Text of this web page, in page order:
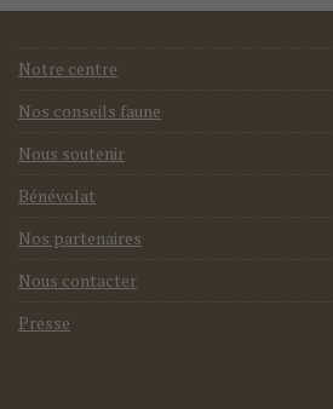
Notre centre
Nos conseils faune
Nous soutenir
Bénévolat
Nos partenaires
Nous contacter
Presse